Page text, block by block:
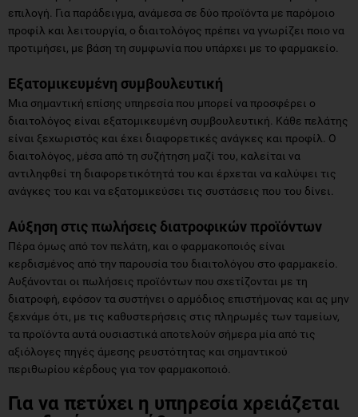
επιλογή. Για παράδειγμα, ανάμεσα σε δύο προϊόντα με παρόμοιο
προφίλ και λειτουργία, ο διαιτολόγος πρέπει να γνωρίζει ποιο να
προτιμήσει, με βάση τη συμφωνία που υπάρχει με το φαρμακείο.
Εξατομικευμένη συμβουλευτική
Μια σημαντική επίσης υπηρεσία που μπορεί να προσφέρει ο
διαιτολόγος είναι εξατομικευμένη συμβουλευτική. Κάθε πελάτης
είναι ξεχωριστός και έχει διαφορετικές ανάγκες και προφίλ. Ο
διαιτολόγος, μέσα από τη συζήτηση μαζί του, καλείται να
αντιληφθεί τη διαφορετικότητά του και έρχεται να καλύψει τις
ανάγκες του και να εξατομικεύσει τις συστάσεις που του δίνει.
Αύξηση στις πωλήσεις διατροφικών προϊόντων
Πέρα όμως από τον πελάτη, και ο φαρμακοποιός είναι
κερδισμένος από την παρουσία του διαιτολόγου στο φαρμακείο.
Αυξάνονται οι πωλήσεις προϊόντων που σχετίζονται με τη
διατροφή, εφόσον τα συστήνει ο αρμόδιος επιστήμονας και ας μην
ξεχνάμε ότι, με τις καθυστερήσεις στις πληρωμές των ταμείων,
τα προϊόντα αυτά ουσιαστικά αποτελούν σήμερα μία από τις
αξιόλογες πηγές άμεσης ρευστότητας και σημαντικού
περιθωρίου κέρδους για τον φαρμακοποιό.
Για να πετύχει η υπηρεσία χρειάζεται